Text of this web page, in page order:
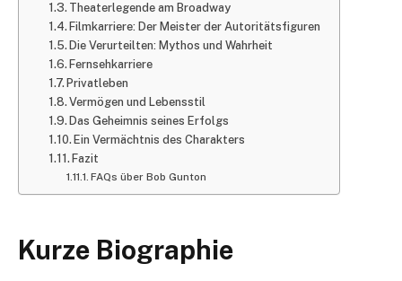
Theaterlegende am Broadway
Filmkarriere: Der Meister der Autoritätsfiguren
Die Verurteilten: Mythos und Wahrheit
Fernsehkarriere
Privatleben
Vermögen und Lebensstil
Das Geheimnis seines Erfolgs
Ein Vermächtnis des Charakters
Fazit
FAQs über Bob Gunton
Kurze Biographie